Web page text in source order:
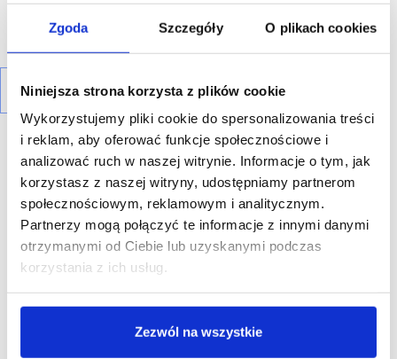
Zgoda Szczegóły O plikach cookies
Niniejsza strona korzysta z plików cookie
Wykorzystujemy pliki cookie do spersonalizowania treści
i reklam, aby oferować funkcje społecznościowe i
analizować ruch w naszej witrynie. Informacje o tym, jak
korzystasz z naszej witryny, udostępniamy partnerom
społecznościowym, reklamowym i analitycznym.
Partnerzy mogą połączyć te informacje z innymi danymi
otrzymanymi od Ciebie lub uzyskanymi podczas
korzystania z ich usług.
Zezwól na wszystkie
R E K L A M A